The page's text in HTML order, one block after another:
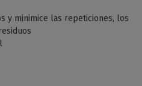
y minimice las repeticiones, los